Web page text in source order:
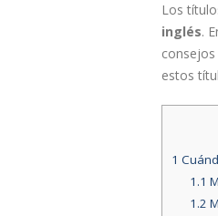
Los
inglés.
estos
1
1.1
1.2